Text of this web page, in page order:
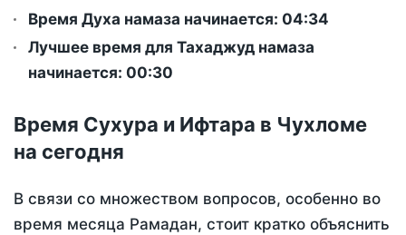
Время Духа намаза начинается: 04:34
Лучшее время для Тахаджуд намаза
начинается: 00:30
Время Сухура и Ифтара в Чухломе
на сегодня
В связи со множеством вопросов, особенно во
время месяца Рамадан, стоит кратко объяснить